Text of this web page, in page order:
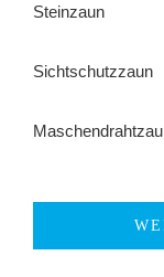
Steinzaun
Sichtschutzzaun